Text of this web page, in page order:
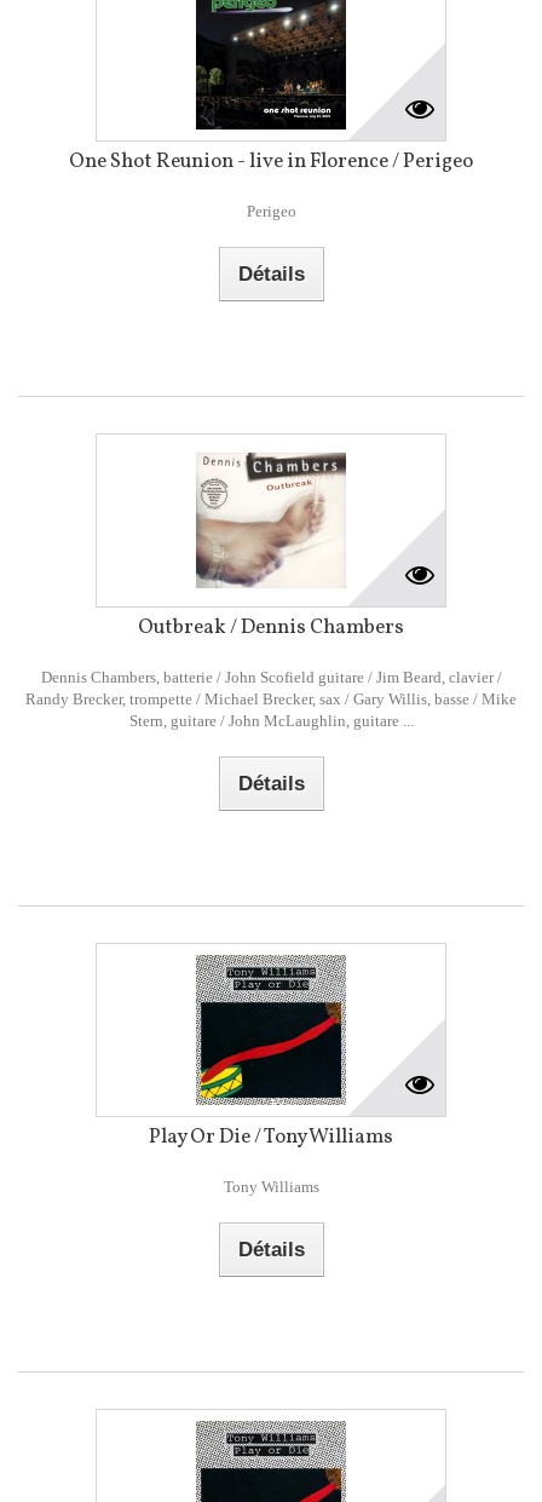
One Shot Reunion - live in Florence / Perigeo
Perigeo
Détails
Outbreak / Dennis Chambers
Dennis Chambers, batterie / John Scofield guitare / Jim Beard, clavier /
Randy Brecker, trompette / Michael Brecker, sax / Gary Willis, basse / Mike
Stern, guitare / John McLaughlin, guitare ...
Détails
Play Or Die / Tony Williams
Tony Williams
Détails